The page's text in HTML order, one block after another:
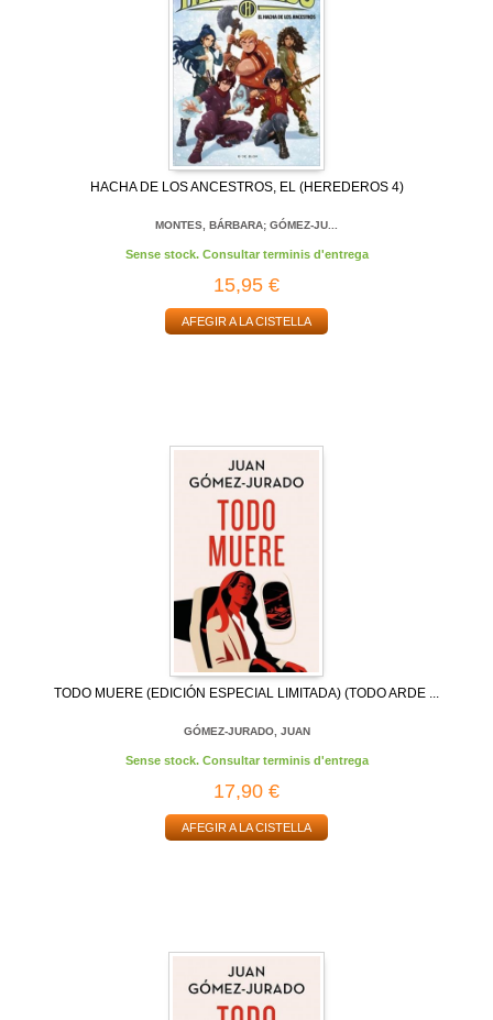
HACHA DE LOS ANCESTROS, EL (HEREDEROS 4)
MONTES, BÁRBARA; GÓMEZ-JU...
Sense stock. Consultar terminis d'entrega
15,95 €
AFEGIR A LA CISTELLA
TODO MUERE (EDICIÓN ESPECIAL LIMITADA) (TODO ARDE ...
GÓMEZ-JURADO, JUAN
Sense stock. Consultar terminis d'entrega
17,90 €
AFEGIR A LA CISTELLA